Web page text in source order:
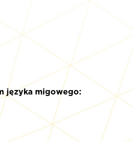
języka migowego: